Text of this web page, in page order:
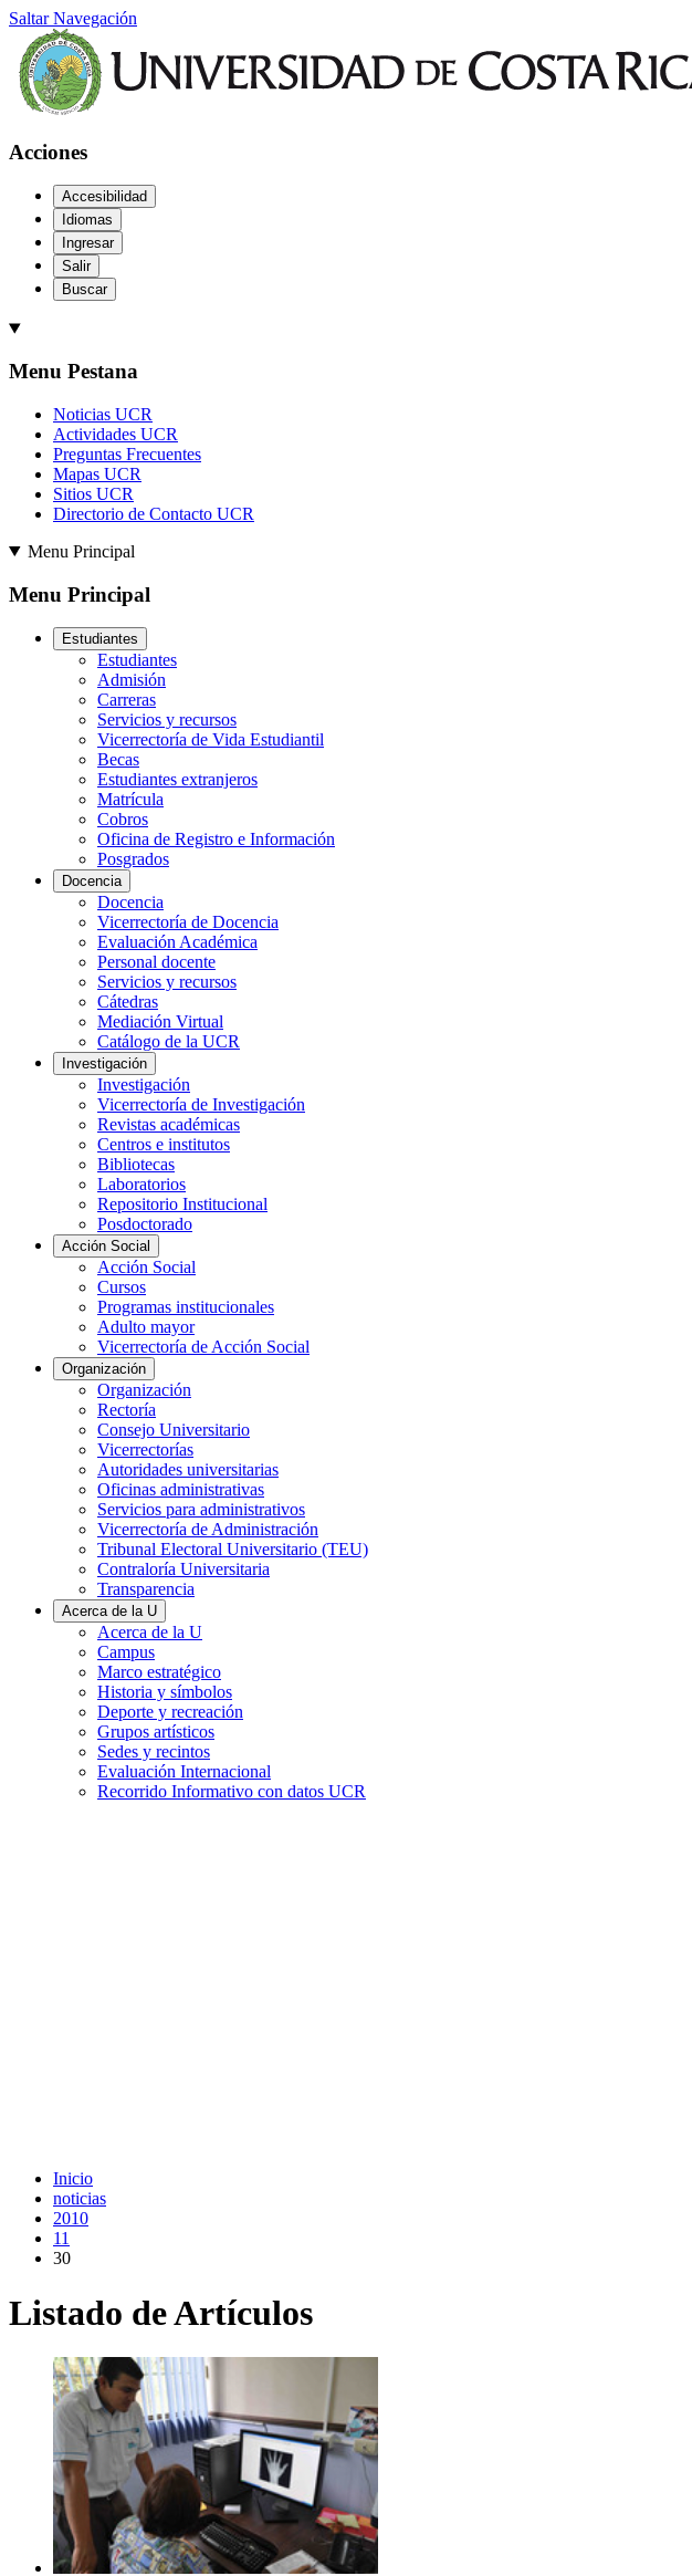
Saltar Navegación
Acciones
Accesibilidad
Idiomas
Ingresar
Salir
Buscar
Menu Pestana
Noticias UCR
Actividades UCR
Preguntas Frecuentes
Mapas UCR
Sitios UCR
Directorio de Contacto UCR
Menu Principal
Menu Principal
Estudiantes
Estudiantes
Admisión
Carreras
Servicios y recursos
Vicerrectoría de Vida Estudiantil
Becas
Estudiantes extranjeros
Matrícula
Cobros
Oficina de Registro e Información
Posgrados
Docencia
Docencia
Vicerrectoría de Docencia
Evaluación Académica
Personal docente
Servicios y recursos
Cátedras
Mediación Virtual
Catálogo de la UCR
Investigación
Investigación
Vicerrectoría de Investigación
Revistas académicas
Centros e institutos
Bibliotecas
Laboratorios
Repositorio Institucional
Posdoctorado
Acción Social
Acción Social
Cursos
Programas institucionales
Adulto mayor
Vicerrectoría de Acción Social
Organización
Organización
Rectoría
Consejo Universitario
Vicerrectorías
Autoridades universitarias
Oficinas administrativas
Servicios para administrativos
Vicerrectoría de Administración
Tribunal Electoral Universitario (TEU)
Contraloría Universitaria
Transparencia
Acerca de la U
Acerca de la U
Campus
Marco estratégico
Historia y símbolos
Deporte y recreación
Grupos artísticos
Sedes y recintos
Evaluación Internacional
Recorrido Informativo con datos UCR
Inicio
noticias
2010
11
30
Listado de Artículos